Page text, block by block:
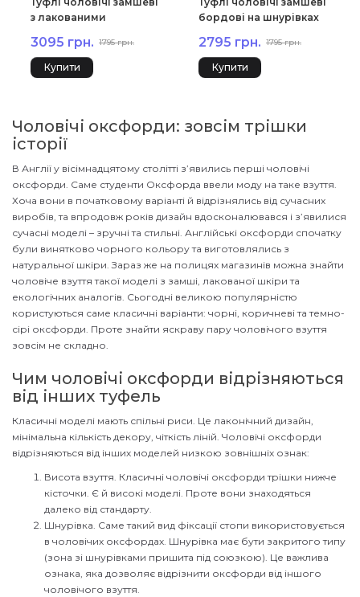
з лакованими
3095 грн. 1795 грн.
Купити
бордові на шнурівках
2795 грн. 1795 грн.
Купити
Чоловічі оксфорди: зовсім трішки
історії
В Англії у вісімнадцятому столітті з’явились перші чоловічі
оксфорди. Саме студенти Оксфорда ввели моду на таке взуття.
Хоча вони в початковому варіанті й відрізнялись від сучасних
виробів, та впродовж років дизайн вдосконалювався і з’явилися
сучасні моделі – зручні та стильні. Англійські оксфорди спочатку
були винятково чорного кольору та виготовлялись з
натуральної шкіри. Зараз же на полицях магазинів можна знайти
чоловіче взуття такої моделі з замші, лакованої шкіри та
екологічних аналогів. Сьогодні великою популярністю
користуються саме класичні варіанти: чорні, коричневі та темно-
сірі оксфорди. Проте знайти яскраву пару чоловічого взуття
зовсім не складно.
Чим чоловічі оксфорди відрізняються
від інших туфель
Класичні моделі мають спільні риси. Це лаконічний дизайн,
мінімальна кількість декору, чіткість ліній. Чоловічі оксфорди
відрізняються від інших моделей низкою зовнішніх ознак:
Висота взуття. Класичні чоловічі оксфорди трішки нижче
кісточки. Є й високі моделі. Проте вони знаходяться
далеко від стандарту.
Шнурівка. Саме такий вид фіксації стопи використовується
в чоловічих оксфордах. Шнурівка має бути закритого типу
(зона зі шнурівками пришита під союзкою). Це важлива
ознака, яка дозволяє відрізнити оксфорди від іншого
чоловічого взуття.